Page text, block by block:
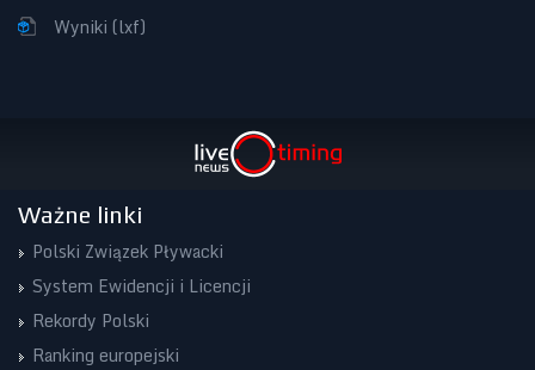
Wyniki (lxf)
Ważne linki
Polski Związek Pływacki
System Ewidencji i Licencji
Rekordy Polski
Ranking europejski